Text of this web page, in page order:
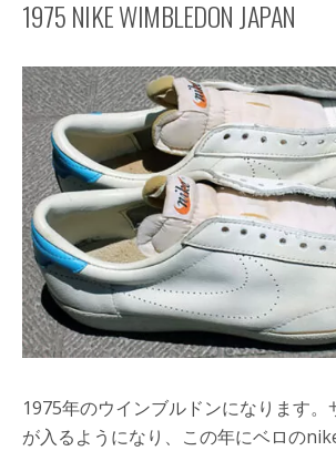
1975 NIKE WIMBLEDON JAPAN
1975年のウインブルドンになります。
が入るようになり、この年にベロの